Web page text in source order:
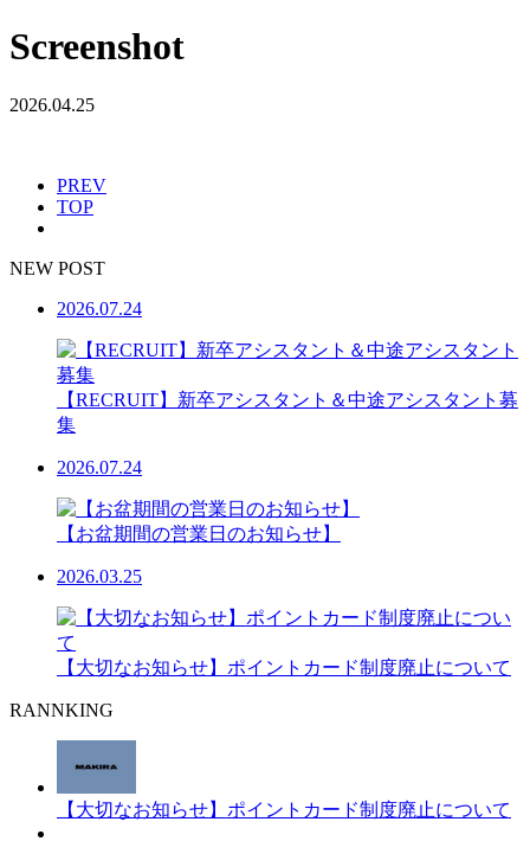
Screenshot
2026.04.25
PREV
TOP
NEW POST
2026.07.24
【RECRUIT】新卒アシスタント＆中途アシスタント募
集
2026.07.24
【お盆期間の営業日のお知らせ】
2026.03.25
【大切なお知らせ】ポイントカード制度廃止について
RANNKING
【大切なお知らせ】ポイントカード制度廃止について